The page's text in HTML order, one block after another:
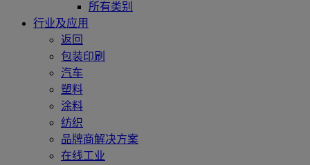
所有类别
行业及应用
返回
包装印刷
汽车
塑料
涂料
纺织
品牌商解决方案
在线工业